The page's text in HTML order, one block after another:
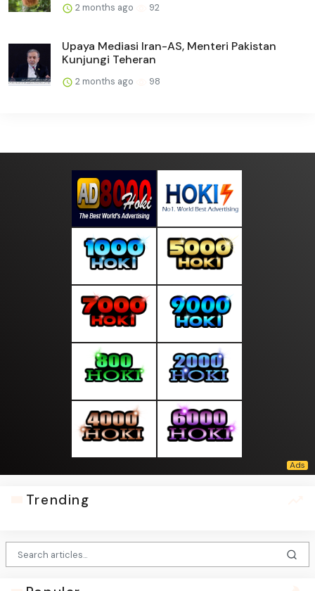
2 months ago 92
Upaya Mediasi Iran-AS, Menteri Pakistan
Kunjungi Teheran
2 months ago 98
Trending